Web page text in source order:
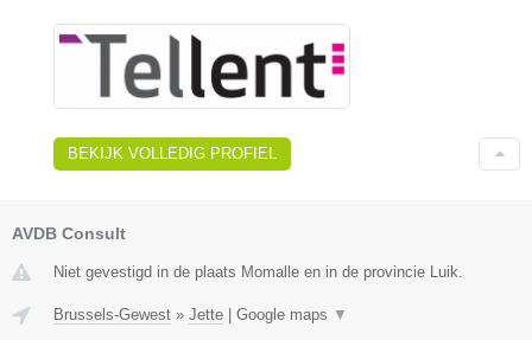
BEKIJK VOLLEDIG PROFIEL
AVDB Consult
Niet gevestigd in de plaats Momalle en in de provincie Luik.
Brussels-Gewest » Jette Google maps ▼